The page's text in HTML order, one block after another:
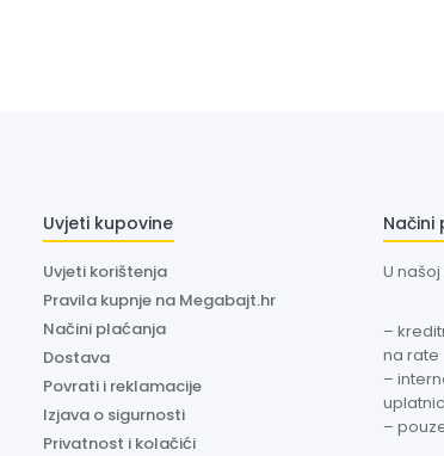
Uvjeti kupovine
Uvjeti korištenja
Pravila kupnje na Megabajt.hr
Načini plaćanja
Dostava
Povrati i reklamacije
Izjava o sigurnosti
Privatnost i kolačići
Načini
U
–
na rate
–
–